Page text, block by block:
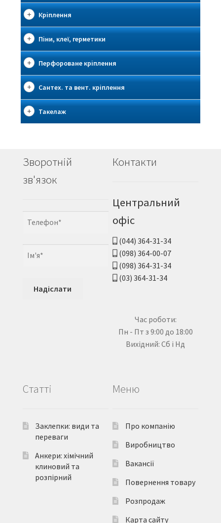
Кріплення
Піни, клеї, герметики
Перфороване кріплення
Сантех. та вент. кріплення
Такелаж
Зворотній
зв'язок
Контакти
Центральний
офіс
(044) 364-31-34
(098) 364-00-07
(098) 364-31-34
(03) 364-31-34
Час роботи:
Пн - Пт з 9:00 до 18:00
Вихідний: Сб і Нд
Статті
Заклепки: види та
переваги
Анкери: хімічний
клиновий та
розпірний
Меню
Про компанію
Виробництво
Вакансії
Повернення товару
Розпродаж
Карта сайту